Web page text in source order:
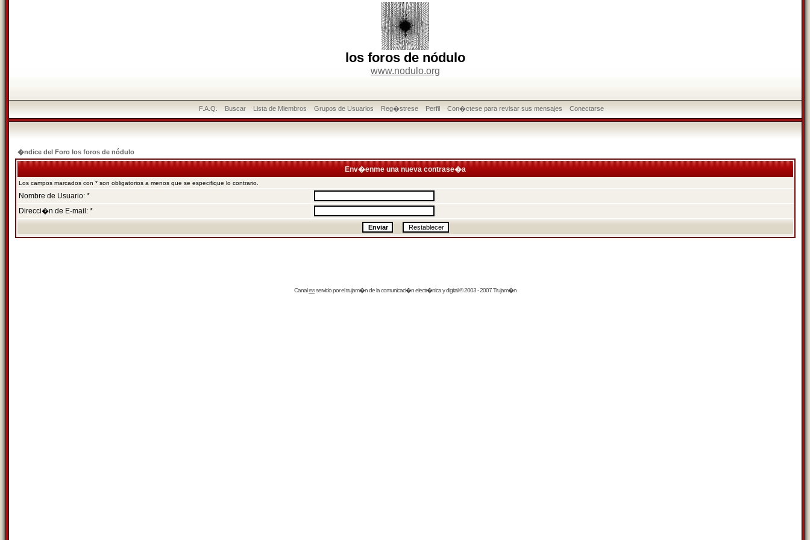
los foros de nódulo
www.nodulo.org
F.A.Q. Buscar Lista de Miembros Grupos de Usuarios Reg�strese Perfil Con�ctese para revisar sus mensajes Conectarse
�ndice del Foro los foros de nódulo
Env�enme una nueva contrase�a
Los campos marcados con * son obligatorios a menos que se especifique lo contrario.
Nombre de Usuario: *
Direcci�n de E-mail: *
Canalrssservido por eltrujam�nde la comunicaci�n electr�nica y digital © 2003 - 2007 Trujam�n